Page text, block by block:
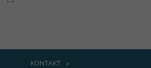
KONTAKT